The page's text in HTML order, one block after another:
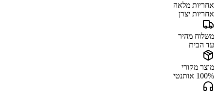
אחריות מלאה
אחריות יצרן
משלוח מהיר
עד הבית
מוצר מקורי
100% אותנטי